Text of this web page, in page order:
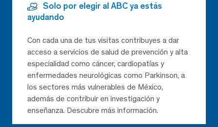
Solo por elegir al ABC ya estás
ayudando
Con cada una de tus visitas contribuyes a dar
acceso a servicios de salud de prevención y alta
especialidad como cáncer, cardiopatías y
enfermedades neurológicas como Parkinson, a
los sectores más vulnerables de México,
además de contribuir en investigación y
enseñanza. Descubre más información.